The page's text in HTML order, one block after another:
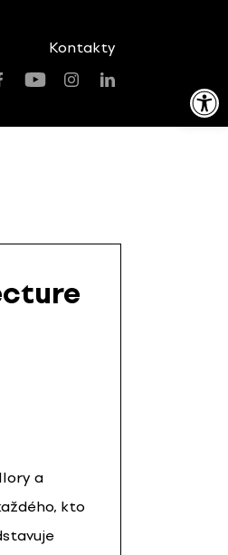
Open toolbar
Kontakty
a
kto